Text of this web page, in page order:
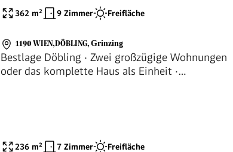
362 m² 9 Zimmer Freifläche
1190 WIEN,DÖBLING, Grinzing
Bestlage Döbling · Zwei großzügige Wohnungen
oder das komplette Haus als Einheit ·
236 m² 7 Zimmer Freifläche